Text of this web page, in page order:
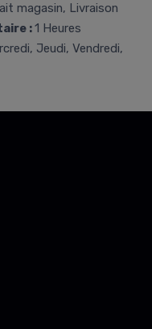
magasin, Livraison
:1 Heures
Jeudi, Vendredi,